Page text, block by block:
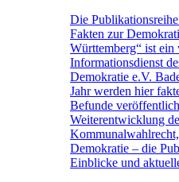
Die
Fakten zur
Württemberg“ ist ein
Informationsdienst
Demokratie e.V.
Jahr werden hier
Befunde
Weiterentwicklung
Demokratie – die
Einblicke und